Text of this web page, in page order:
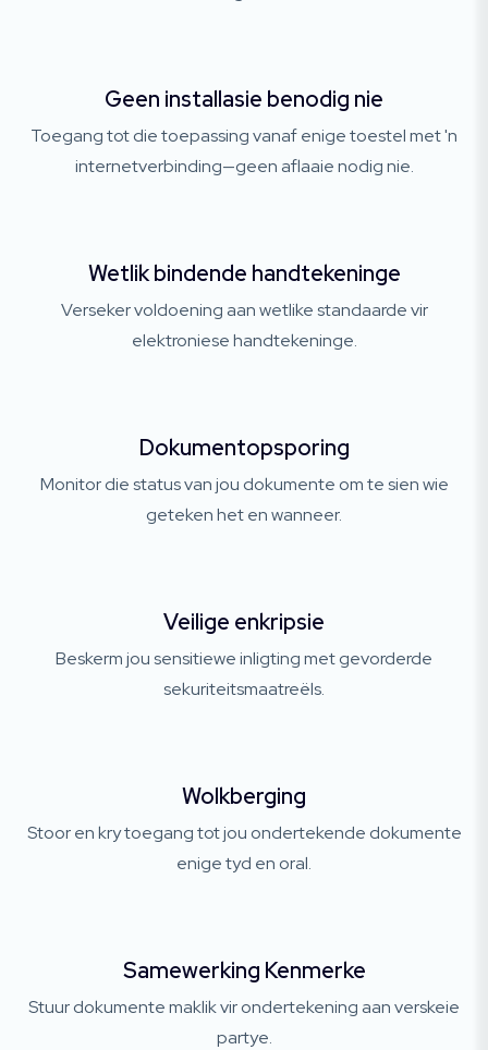
Geen installasie benodig nie
Toegang tot die toepassing vanaf enige toestel met 'n
internetverbinding—geen aflaaie nodig nie.
Wetlik bindende handtekeninge
Verseker voldoening aan wetlike standaarde vir
elektroniese handtekeninge.
Dokumentopsporing
Monitor die status van jou dokumente om te sien wie
geteken het en wanneer.
Veilige enkripsie
Beskerm jou sensitiewe inligting met gevorderde
sekuriteitsmaatreëls.
Wolkberging
Stoor en kry toegang tot jou ondertekende dokumente
enige tyd en oral.
Samewerking Kenmerke
Stuur dokumente maklik vir ondertekening aan verskeie
partye.